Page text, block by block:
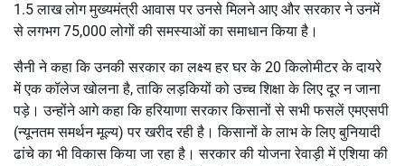
1.5 लाख लोग मुख्यमंत्री आवास पर उनसे मिलने आए और सरकार ने उनमें
से लगभग 75,000 लोगों की समस्याओं का समाधान किया है।
सैनी ने कहा कि उनकी सरकार का लक्ष्य हर घर के 20 किलोमीटर के दायरे
में एक कॉलेज खोलना है, ताकि लड़कियों को उच्च शिक्षा के लिए दूर न जाना
पड़े। उन्होंने आगे कहा कि हरियाणा सरकार किसानों से सभी फसलें एमएसपी
(न्यूनतम समर्थन मूल्य) पर खरीद रही है। किसानों के लाभ के लिए बुनियादी
ढांचे का भी विकास किया जा रहा है। सरकार की योजना रेवाड़ी में एशिया की